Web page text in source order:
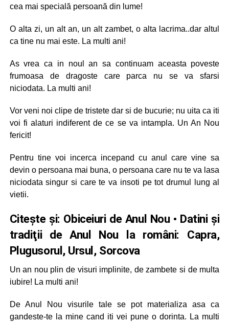
cea mai specială persoană din lume!
O alta zi, un alt an, un alt zambet, o alta lacrima..dar altul
ca tine nu mai este. La multi ani!
As vrea ca in noul an sa continuam aceasta poveste
frumoasa de dragoste care parca nu se va sfarsi
niciodata. La multi ani!
Vor veni noi clipe de tristete dar si de bucurie; nu uita ca iti
voi fi alaturi indiferent de ce se va intampla. Un An Nou
fericit!
Pentru tine voi incerca incepand cu anul care vine sa
devin o persoana mai buna, o persoana care nu te va lasa
niciodata singur si care te va insoti pe tot drumul lung al
vietii.
Citește și: Obiceiuri de Anul Nou • Datini şi
tradiţii de Anul Nou la români: Capra,
Plugusorul, Ursul, Sorcova
Un an nou plin de visuri implinite, de zambete si de multa
iubire! La multi ani!
De Anul Nou visurile tale se pot materializa asa ca
gandeste-te la mine cand iti vei pune o dorinta. La multi